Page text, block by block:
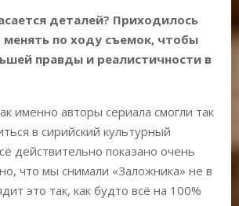
деталей? Приходилось
по ходу съемок, чтобы
правды и реалистичности в
именно авторы сериала смогли так
в сирийский культурный
действительно показано очень
что мы снимали «Заложника» не в
это так, как будто всё на 100%